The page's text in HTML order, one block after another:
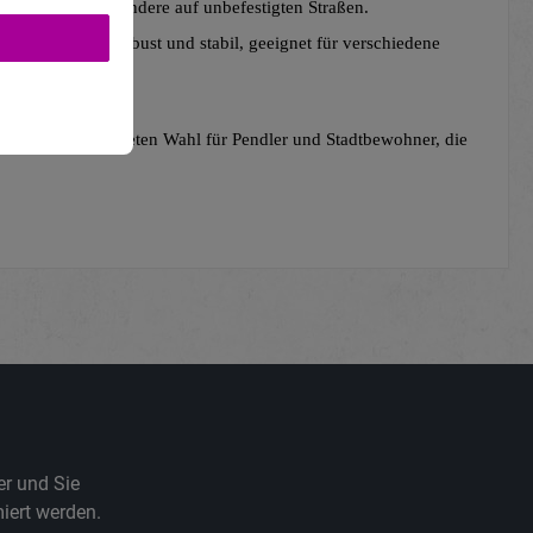
insbesondere auf unbefestigten Straßen.
Rhino Black robust und stabil, geeignet für verschiedene
ausgezeichneten Wahl für Pendler und Stadtbewohner, die
und Sie
werden.